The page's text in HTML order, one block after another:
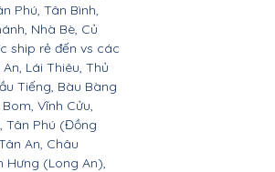
Phú, Tân Bình,
Nhà Bè, Củ
ship rẻ đến vs các
Lái Thiêu, Thủ
Tiếng, Bàu Bàng
Vĩnh Cửu,
Tân Phú (Đồng
An, Châu
Hưng (Long An),